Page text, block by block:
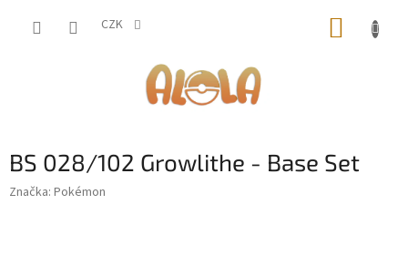
CZK
BS 028/102 Growlithe - Base Set
Značka: Pokémon